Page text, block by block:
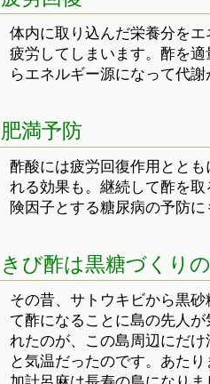
体内に取り込んだ栄養分を
疲労してしまいます。酢を
らエネルギー源になって代
肥満予防
酢酸には疲労回復作用とと
れる効果も。継続して酢を
険因子とする糖尿病の予防
きび酢は黒糖づくり
その昔、サトウキビから黒
て酢になることに島の先人
れたのが、この島周辺にだ
と気温だったのです。あた